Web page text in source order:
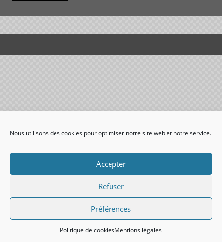
Nous utilisons des cookies pour optimiser notre site web et notre service.
Accepter
Refuser
Préférences
Politique de cookiesMentions légales